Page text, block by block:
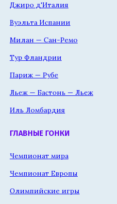
Джиро д'Италия
Вуэльта Испании
Милан — Сан-Ремо
Тур Фландрии
Париж — Рубе
Льеж — Бастонь — Льеж
Иль Ломбардия
ГЛАВНЫЕ ГОНКИ
Чемпионат мира
Чемпионат Европы
Олимпийские игры